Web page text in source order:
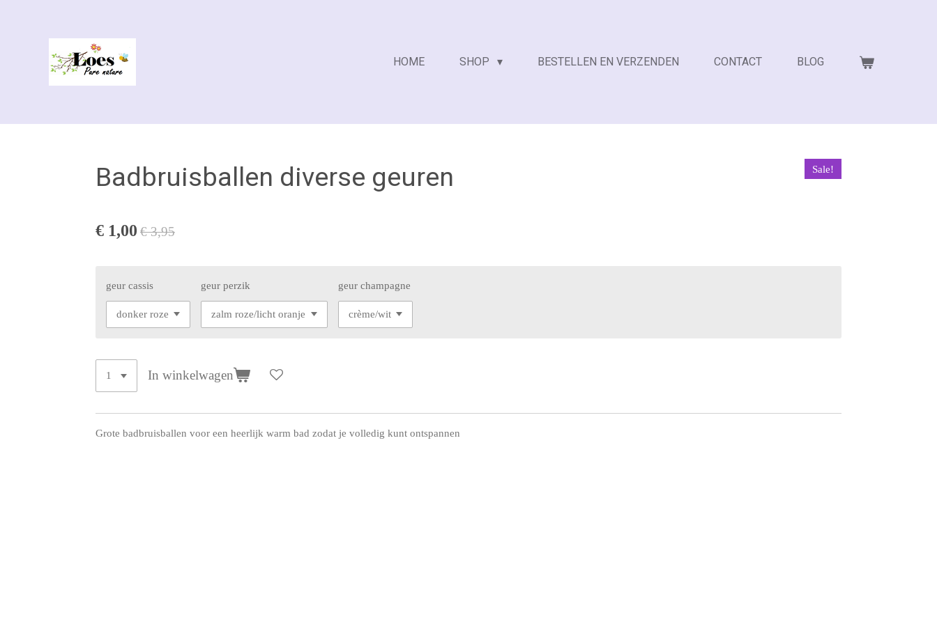
HOME SHOP BESTELLEN EN VERZENDEN CONTACT BLOG
Badbruisballen diverse geuren Sale!
€ 1,00 € 3,95
geur cassis geur perzik geur champagne
In winkelwagen
Grote badbruisballen voor een heerlijk warm bad zodat je volledig kunt ontspannen